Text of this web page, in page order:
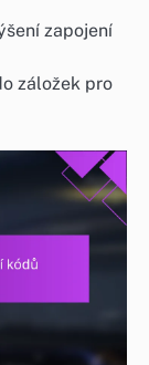
zapojení
záložek pro